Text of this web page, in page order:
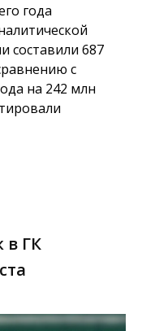
года
составили 687
с
на 242 млн
в ГК